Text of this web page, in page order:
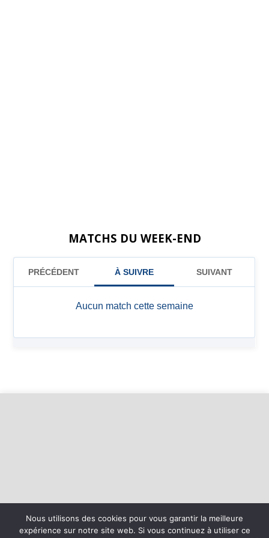
MATCHS DU WEEK-END
Nous utilisons des cookies pour vous garantir la meilleure
expérience sur notre site web. Si vous continuez à utiliser ce